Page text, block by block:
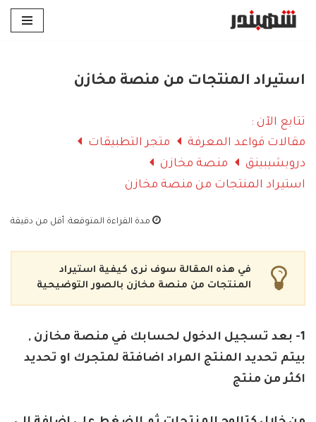
المحتوى
استيراد المنتجات من منصة مخازن
تتابع الآن :
مقالات قواعد المعرفة
متجر التطبيقات
دروبشيبينق
منصة مخازن
استيراد المنتجات من منصة مخازن
مدة القراءة المتوقعة: أقل من دقيقة
في هذه المقالة سوف نرى كيفية استيراد
المنتجات من منصة مخازن بالصور التوضيحية
1- بعد تسجيل الدخول لحسابك في منصة مخازن ,
بيتم تحديد المنتج المراد اضافتة لمتجرك او تحديد
اكثر من منتج